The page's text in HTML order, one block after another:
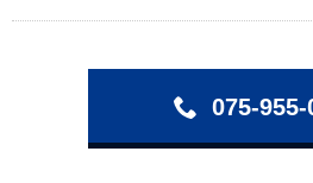
075-955-